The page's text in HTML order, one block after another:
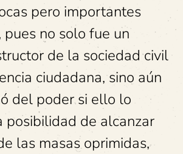
pero importantes
pues no solo fue un
de la sociedad civil
ciudadana, sino aún
del poder si ello lo
posibilidad de alcanzar
las masas oprimidas,